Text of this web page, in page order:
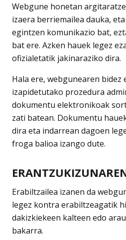
Webgune honetan
izaera berriemailea dauka,
egintzen komunikazio bat,
bat ere. Azken hauek legez
ofizialetatik jakinaraziko dira.
Hala ere, webgunearen
izapidetutako prozedura
dokumentu elektronikoak
zati batean. Dokumentu
dira eta indarrean dagoen
froga balioa izango dute.
Erabiltzailea izanen da
legez kontra erabiltzeagatik
dakizkiekeen kalteen edo
bakarra.